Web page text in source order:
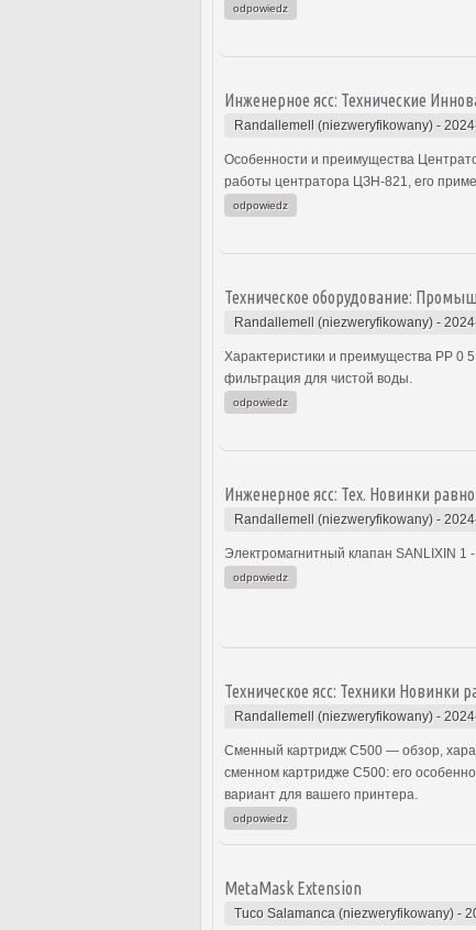
odpowiedz
Инженерное ясс: Технические
Randallemell (niezweryfikowany) -
Особенности и преимущества
работы центратора ЦЗН-821, его
odpowiedz
Техническое оборудование:
Randallemell (niezweryfikowany) -
Характеристики и преимущества PP 0
фильтрация для чистой воды.
odpowiedz
Инженерное ясс: Тех. Новинки
Randallemell (niezweryfikowany) -
Электромагнитный клапан SANLIXIN 1 -
odpowiedz
Техническое ясс: Техники
Randallemell (niezweryfikowany) -
Сменный картридж C500 — обзор,
сменном картридже C500: его
вариант для вашего принтера.
odpowiedz
MetaMask Extension
Tuco Salamanca (niezweryfikowany) -